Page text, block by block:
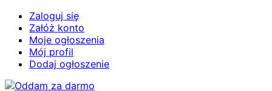
Zaloguj się
Załóż konto
Moje ogłoszenia
Mój profil
Dodaj ogłoszenie